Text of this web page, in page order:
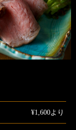
¥1,600より